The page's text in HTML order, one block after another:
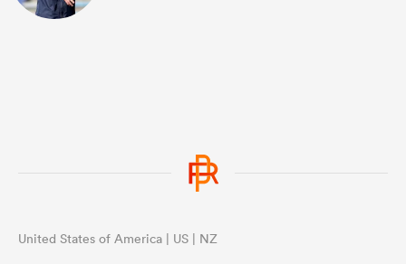
United States of America | US | NZ